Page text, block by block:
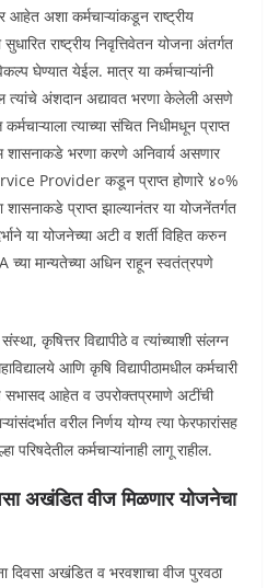
आहेत अशा कर्मचाऱ्यांकडून राष्ट्रीय
राष्ट्रीय निवृत्तिवेतन योजना अंतर्गत
घेण्यात येईल. मात्र या कर्मचाऱ्यांनी
त्यांचे अंशदान अद्यावत भरणा केलेली असणे
त्याच्या संचित निधीमधून प्राप्त
शासनाकडे भरणा करणे अनिवार्य असणार
Provider कडून प्राप्त होणारे ४०%
शासनाकडे प्राप्त झाल्यानंतर या योजनेंतर्गत
या योजनेच्या अटी व शर्ती विहित करुन
च्या मान्यतेच्या अधिन राहून स्वतंत्रपणे
कृषित्तर विद्यापीठे व त्यांच्याशी संलग्न
आणि कृषि विद्यापीठामधील कर्मचारी
सभासद आहेत व उपरोक्तप्रमाणे अटींची
वरील निर्णय योग्य त्या फेरफारांसह
परिषदेतील कर्मचाऱ्यांनाही लागू राहील.
अखंडित वीज मिळणार योजनेचा
दिवसा अखंडित व भरवशाचा वीज पुरवठा